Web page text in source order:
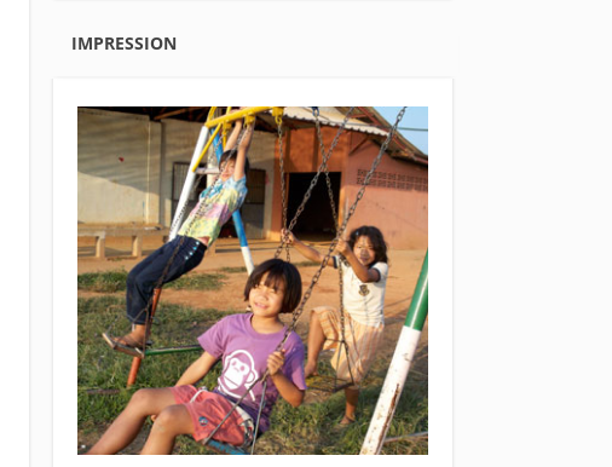
IMPRESSION